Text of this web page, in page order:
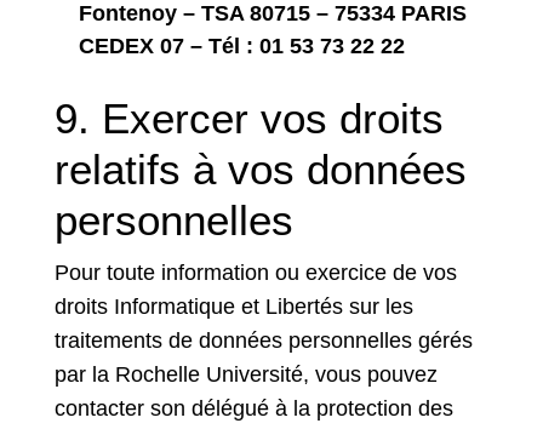
Fontenoy – TSA 80715 – 75334 PARIS
CEDEX 07 – Tél : 01 53 73 22 22
9. Exercer vos droits
relatifs à vos données
personnelles
Pour toute information ou exercice de vos
droits Informatique et Libertés sur les
traitements de données personnelles gérés
par la Rochelle Université, vous pouvez
contacter son délégué à la protection des